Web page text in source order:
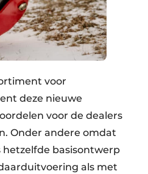
voor
deze nieuwe
voor de dealers
Onder andere omdat
hetzelfde basisontwerp
als met